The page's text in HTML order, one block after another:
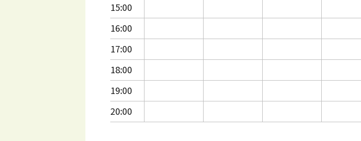
15:00
16:00
17:00
18:00
19:00
20:00